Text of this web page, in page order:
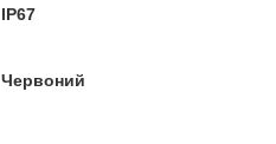
IP67
Червоний